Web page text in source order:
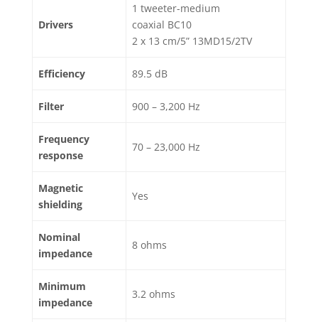
Drivers
1 tweeter-medium
coaxial BC10
2 x 13 cm/5” 13MD15/2TV
Efficiency 89.5 dB
Filter 900 – 3,200 Hz
Frequency
response
70 – 23,000 Hz
Magnetic
shielding
Yes
Nominal
impedance
8 ohms
Minimum
impedance
3.2 ohms